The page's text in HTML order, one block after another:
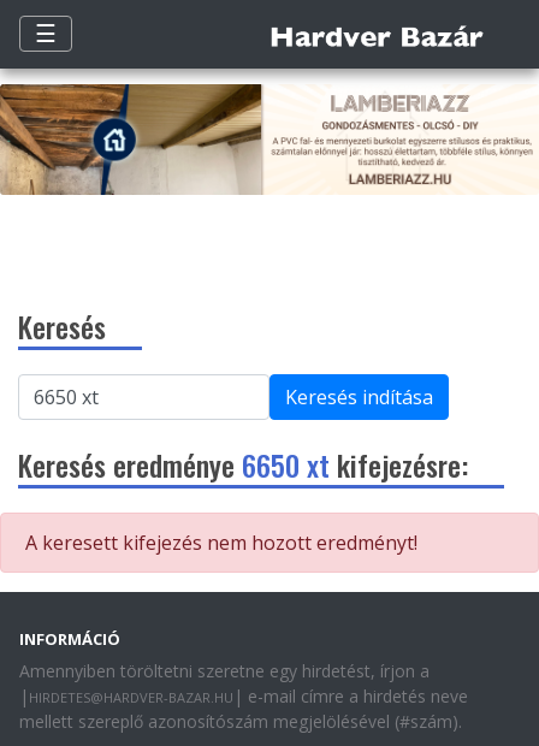
☰
Keresés
Keresés indítása
Keresés eredménye 6650 xt kifejezésre:
A keresett kifejezés nem hozott eredményt!
INFORMÁCIÓ
Amennyiben töröltetni szeretne egy hirdetést, írjon a
| HIRDETES@HARDVER-BAZAR.HU | e-mail címre a hirdetés neve
mellett szereplő azonosítószám megjelölésével (#szám).